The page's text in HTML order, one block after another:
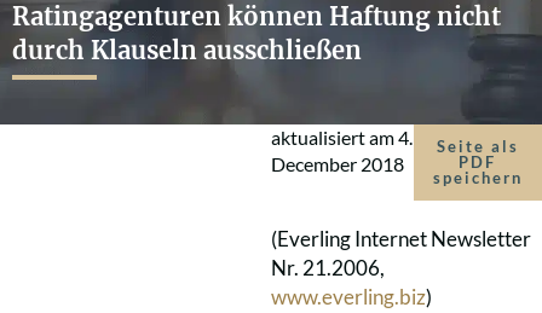
Ratingagenturen können Haftung nicht
durch Klauseln ausschließen
aktualisiert am4.
December 2018
Seite als
PDF
speichern
(Everling Internet Newsletter
Nr. 21.2006,
www.everling.biz)